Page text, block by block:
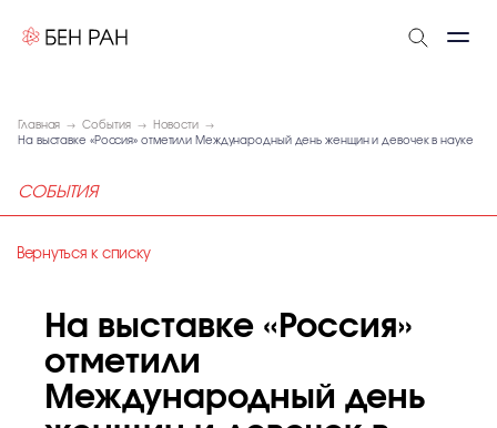
Главная События
Новости
На выставке «Россия» отметили Международный день женщин и девочек в науке
СОБЫТИЯ
Вернуться к списку
На выставке «Россия»
отметили
Международный день